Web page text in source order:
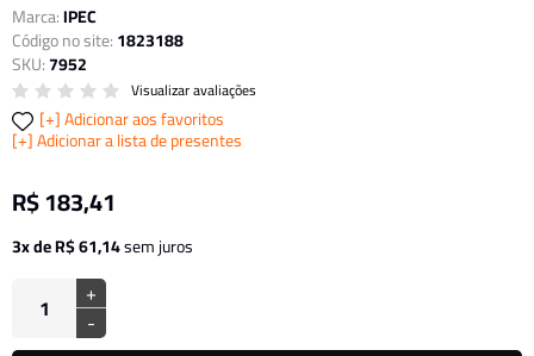
Marca:IPEC
Código no site:1823188
SKU:7952
Visualizar avaliações
Adicionar aos favoritos
Adicionar a lista de presentes
R$ 183,41
3x de R$ 61,14sem juros
+
-